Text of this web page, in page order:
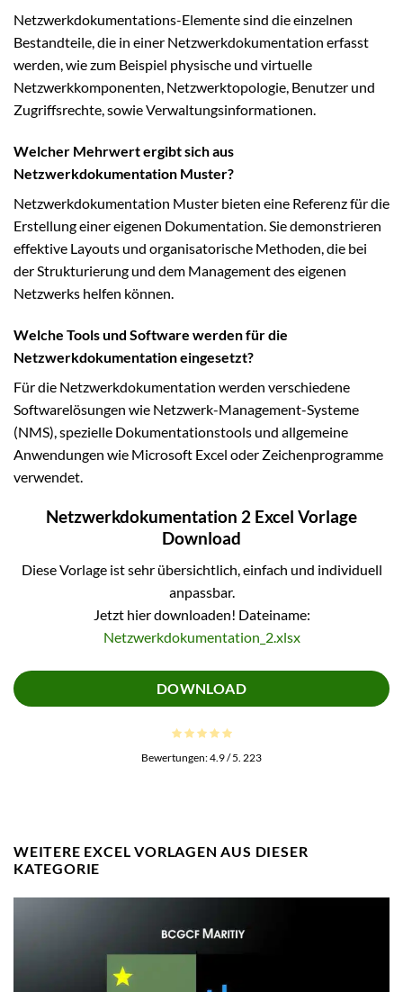
Netzwerkdokumentations-Elemente sind die einzelnen
Bestandteile, die in einer Netzwerkdokumentation erfasst
werden, wie zum Beispiel physische und virtuelle
Netzwerkkomponenten, Netzwerktopologie, Benutzer und
Zugriffsrechte, sowie Verwaltungsinformationen.
Welcher Mehrwert ergibt sich aus
Netzwerkdokumentation Muster?
Netzwerkdokumentation Muster bieten eine Referenz für die
Erstellung einer eigenen Dokumentation. Sie demonstrieren
effektive Layouts und organisatorische Methoden, die bei
der Strukturierung und dem Management des eigenen
Netzwerks helfen können.
Welche Tools und Software werden für die
Netzwerkdokumentation eingesetzt?
Für die Netzwerkdokumentation werden verschiedene
Softwarelösungen wie Netzwerk-Management-Systeme
(NMS), spezielle Dokumentationstools und allgemeine
Anwendungen wie Microsoft Excel oder Zeichenprogramme
verwendet.
Netzwerkdokumentation 2 Excel Vorlage
Download
Diese Vorlage ist sehr übersichtlich, einfach und individuell
anpassbar.
Jetzt hier downloaden! Dateiname:
Netzwerkdokumentation_2.xlsx
DOWNLOAD
Bewertungen:4.9/ 5. 223
WEITERE EXCEL VORLAGEN AUS DIESER
KATEGORIE